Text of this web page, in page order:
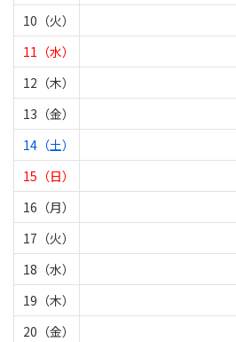
10（火）
11（水）
12（木）
13（金）
14（土）
15（日）
16（月）
17（火）
18（水）
19（木）
20（金）